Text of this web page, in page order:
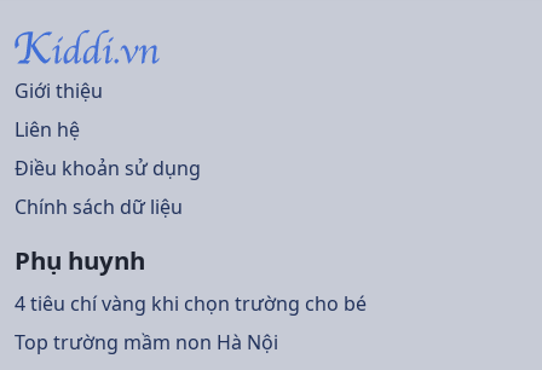
Giới thiệu
Liên hệ
Điều khoản sử dụng
Chính sách dữ liệu
Phụ huynh
4 tiêu chí vàng khi chọn trường cho bé
Top trường mầm non Hà Nội